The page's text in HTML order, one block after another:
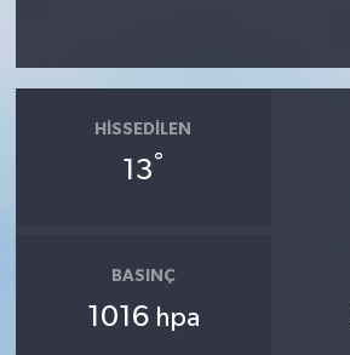
HISSEDILEN
13°
BASINÇ
1016 hpa